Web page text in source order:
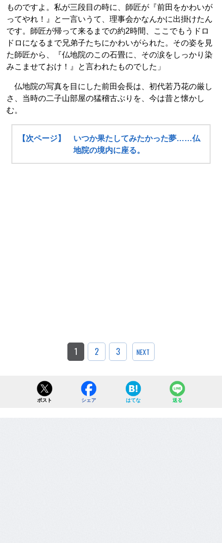
ものですよ。私が三段目の時に、師匠が『前田をかわいが
ってやれ！』と一言いうて、理事会かなんかに出掛けたん
です。師匠が帰って来るまでの約2時間、ここでもうドロ
ドロになるまで兄弟子たちにかわいがられた。その姿を見
た師匠から、『仏地院のこの石畳に、その涙をしっかり染
みこませておけ！』と言われたものでした」
仏地院の写真を目にした前田会長は、初代若乃花の厳し
さ、当時の二子山部屋の猛稽古ぶりを、今は昔と懐かし
む。
【次ページ】 いつか果たしてみたかった夢……仏
地院の境内に座る。
1 2 3 NEXT
ポスト シェア はてな 送る